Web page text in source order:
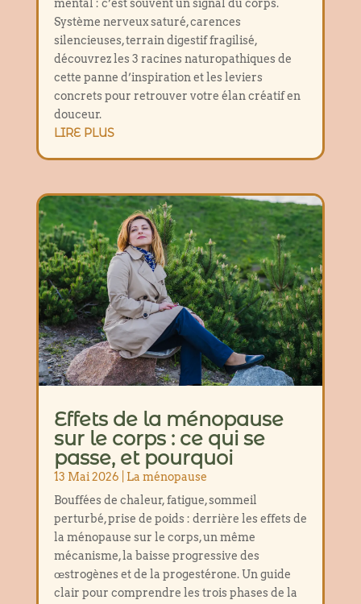
mental : c’est souvent un signal du corps.
Système nerveux saturé, carences
silencieuses, terrain digestif fragilisé,
découvrez les 3 racines naturopathiques de
cette panne d’inspiration et les leviers
concrets pour retrouver votre élan créatif en
douceur.
LIRE PLUS
Effets de la ménopause
sur le corps : ce qui se
passe, et pourquoi
13 Mai 2026
La ménopause
Bouffées de chaleur, fatigue, sommeil
perturbé, prise de poids : derrière les effets de
la ménopause sur le corps, un même
mécanisme, la baisse progressive des
œstrogènes et de la progestérone. Un guide
clair pour comprendre les trois phases de la